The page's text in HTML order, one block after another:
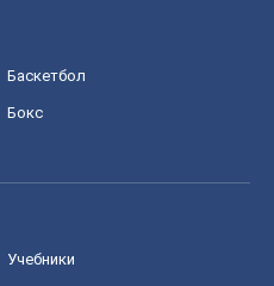
Баскетбол
Бокс
Учебники